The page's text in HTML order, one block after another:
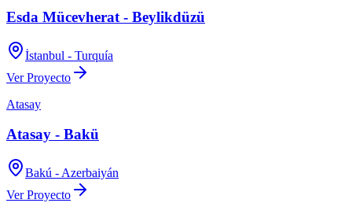
Esda Mücevherat - Beylikdüzü
İstanbul - Turquía
Ver Proyecto
Atasay
Atasay - Bakü
Bakú - Azerbaiyán
Ver Proyecto